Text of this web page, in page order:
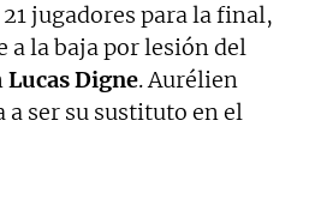
jugadores para la final,
a la baja por lesión del
Lucas Digne. Aurélien
ser su sustituto en el